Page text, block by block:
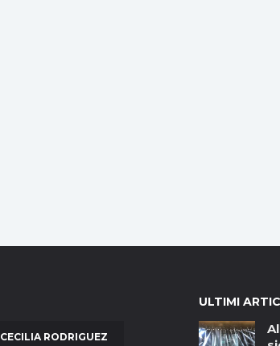
CECILIA RODRIGUEZ
ULTIMI